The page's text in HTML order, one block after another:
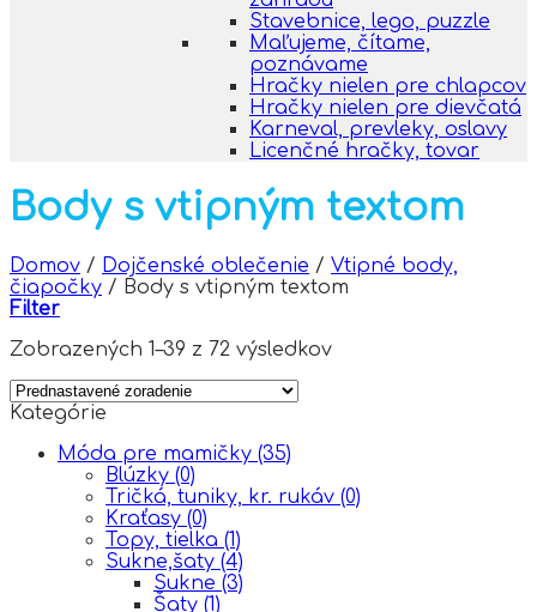
Stavebnice, lego, puzzle
Maľujeme, čítame,
poznávame
Hračky nielen pre chlapcov
Hračky nielen pre dievčatá
Karneval, prevleky, oslavy
Licenčné hračky, tovar
Body s vtipným textom
Domov / Dojčenské oblečenie / Vtipné body,
čiapočky / Body s vtipným textom
Filter
Zobrazených 1–39 z 72 výsledkov
Kategórie
Móda pre mamičky (35)
Blúzky (0)
Tričká, tuniky, kr. rukáv (0)
Kraťasy (0)
Topy, tielka (1)
Sukne,šaty (4)
Sukne (3)
Šaty (1)